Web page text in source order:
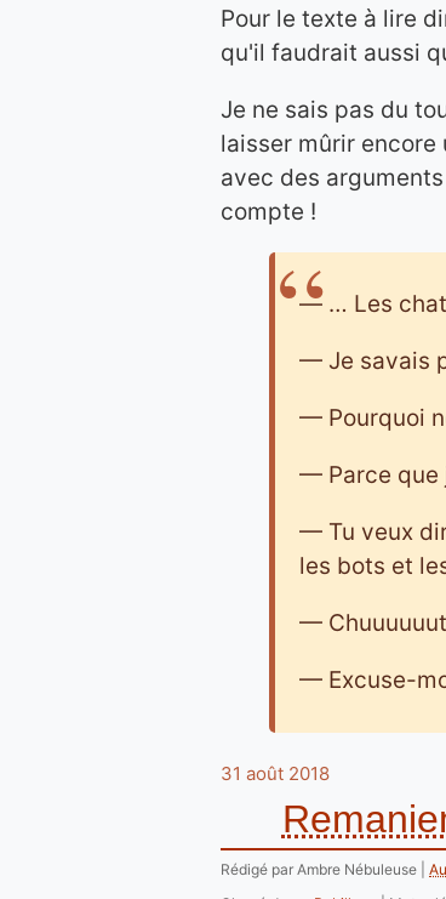
Pour le texte à lire
qu'il faudrait aussi
Je ne sais pas du
laisser mûrir encore
avec des
compte !
— … Les
— Je savais
— Pourquoi
— Parce que
— Tu veux
les bots et
—
— Excuse-
31 août 2018
Rédigé par Ambre Nébuleuse